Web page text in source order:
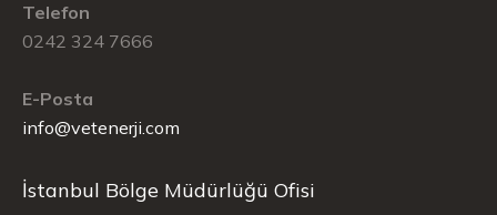
Telefon
0242 324 7666
E-Posta
info@vetenerji.com
İstanbul Bölge Müdürlüğü Ofisi